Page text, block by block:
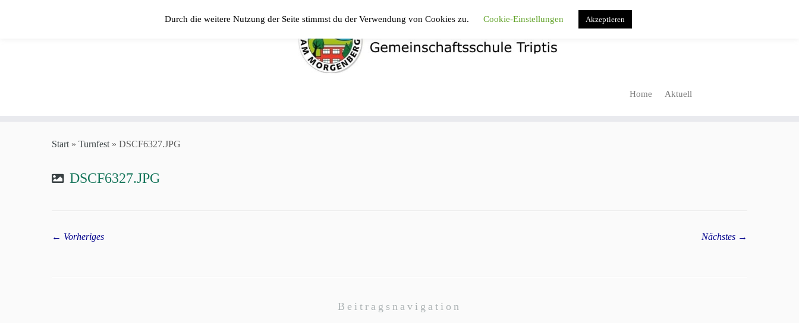
Home Aktuell
Start » Turnfest » DSCF6327.JPG
DSCF6327.JPG
← Vorheriges Nächstes →
Beitragsnavigation
Durch die weitere Nutzung der Seite stimmst du der Verwendung von Cookies zu. Cookie-Einstellungen Akzeptieren